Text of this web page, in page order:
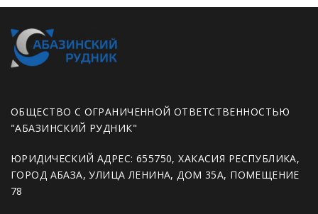
ОБЩЕСТВО С ОГРАНИЧЕННОЙ ОТВЕТСТВЕННОСТЬЮ
"АБАЗИНСКИЙ РУДНИК"
ЮРИДИЧЕСКИЙ АДРЕС: 655750, ХАКАСИЯ РЕСПУБЛИКА,
ГОРОД АБАЗА, УЛИЦА ЛЕНИНА, ДОМ 35А, ПОМЕЩЕНИЕ
78